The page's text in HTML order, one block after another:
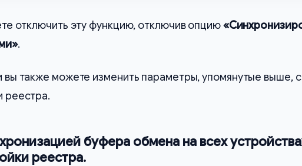
отключить эту функцию, отключив опцию
.
также можете изменить параметры, упомянутые выше, с
реестра.
буфера обмена на всех
реестра.